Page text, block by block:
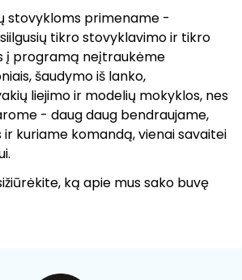
stovykloms primename -
tikro stovyklavimo ir tikro
į programą neįtraukėme
šaudymo iš lanko,
liejimo ir modelių mokyklos, nes
- daug daug bendraujame,
kuriame komandą, vienai savaitei
ką apie mus sako buvę